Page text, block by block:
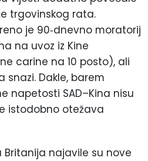
trgovinskog rata.
je 90‑dnevno moratorij
na uvoz iz Kine
carine na 10 posto), ali
Dakle, barem
napetosti SAD–Kina nisu
istodobno otežava
Britanija najavile su nove